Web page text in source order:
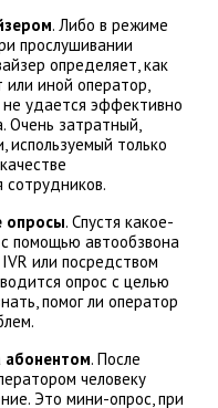
. Либо в режиме
прослушивании
определяет, как
или иной оператор,
удается эффективно
Очень затратный,
используемый только
сотрудников.
опросы. Спустя какое-
помощью автообзвона
или посредством
опрос с целью
помог ли оператор
абонентом. После
человеку
Это мини-опрос, при